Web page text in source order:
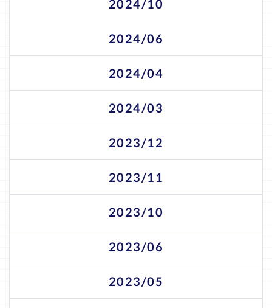
2024/10
2024/06
2024/04
2024/03
2023/12
2023/11
2023/10
2023/06
2023/05